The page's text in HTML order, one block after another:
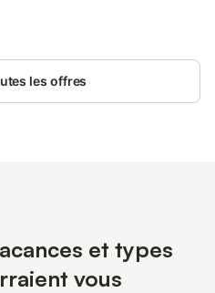
Wi-Fi. Le petit-déjeuner est
non couverte partagée, où
Des panneaux
pour votre douche durant tout
les offres
et types
vous